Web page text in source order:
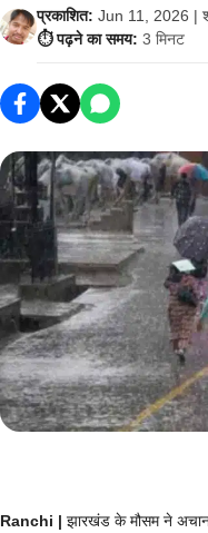
प्रकाशित: Jun 11, 2026 |
⏱️ पढ़ने का समय: 3 मिनट
Ranchi | झारखंड के मौसम ने